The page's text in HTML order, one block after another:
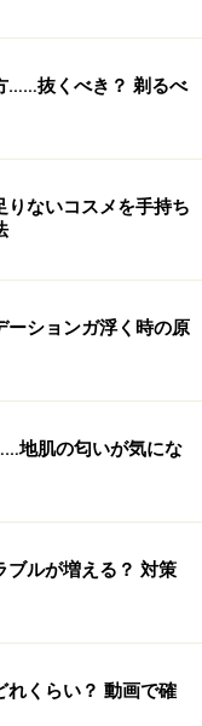
押し上げるには、
アップする顔ツボ
若々しい印象にな
しわケア・解消方
け1分で顔の筋肉リ
でできる解消法
けしょぼしょぼ目
ガで解消！キュッ
……抜くべき？ 剃るべ
りないコスメを手持ち
ーションガ浮く時の原
地肌の匂いが気にな
ブルが増える？ 対策
れくらい？ 動画で確